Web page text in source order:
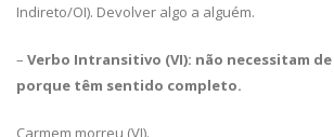
Indireto/OI). Devolver algo a alguém.
– Verbo Intransitivo (VI): não necessitam
porque têm sentido completo.
Carmem morreu (VI).